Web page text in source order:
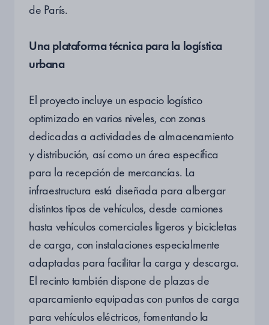
de París.
Una plataforma técnica para la logística
urbana
El proyecto incluye un espacio logístico
optimizado en varios niveles, con zonas
dedicadas a actividades de almacenamiento
y distribución, así como un área específica
para la recepción de mercancías. La
infraestructura está diseñada para albergar
distintos tipos de vehículos, desde camiones
hasta vehículos comerciales ligeros y bicicletas
de carga, con instalaciones especialmente
adaptadas para facilitar la carga y descarga.
El recinto también dispone de plazas de
aparcamiento equipadas con puntos de carga
para vehículos eléctricos, fomentando la